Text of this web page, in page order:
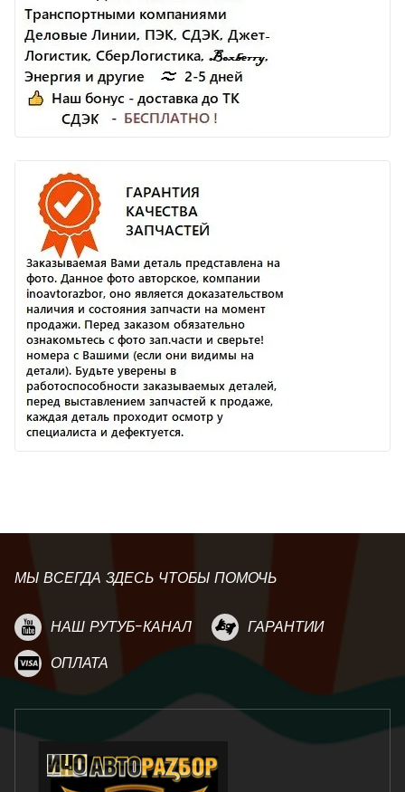
МЫ ВСЕГДА ЗДЕСЬ ЧТОБЫ ПОМОЧЬ
НАШ РУТУБ-КАНАЛ
ГАРАНТИИ
ОПЛАТА